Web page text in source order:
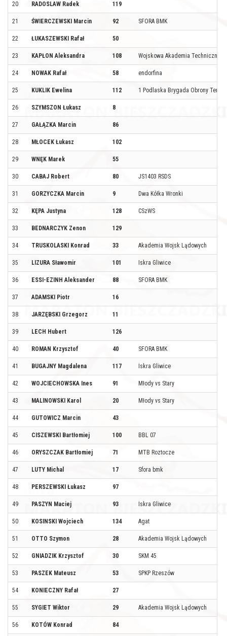
20 RADOSLAW Radek 119
21 ŚWIERCZEWSKI Marcin 92 SFORA BMK
22 ŁUKASZEWSKI Rafał 50
23 KAPŁON Aleksandra 108 Wojskowa Akademia Techniczna
24 NOWAK Rafał 58 endorfina
25 KUKLIK Ewelina 112 1 Podlaska Brygada Obrony
26 SZYMSZON Łukasz 8
27 GAŁĄZKA Marcin 86
28 MŁOCEK Łukasz 102
29 WNĘK Marek 55
30 CABAJ Robert 80 JS1403 RSDS
31 GORZYCZKA Marcin 9 Dwa Kółka Wronki
32 KĘPA Justyna 128 CSzWS
33 BEDNARCZYK Zenon 129
34 TRUSKOLASKI Konrad 33 Akademia Wojsk Lądowych
35 LIZURA Sławomir 101 Iskra Gliwice
36 ESSI-EZINH Aleksander 88 SFORA BMK
37 ADAMSKI Piotr 16
38 JARZĘBSKI Grzegorz 11
39 LECH Hubert 126
40 ROMAN Krzysztof 40 SFORA BMK
41 BUGAJNY Magdalena 117 Iskra Gliwice
42 WOJCIECHOWSKA Ines 91 Młody vs Stary
43 MALINOWSKI Karol 20 Młody vs Stary
44 GUTOWICZ Marcin 43
45 CISZEWSKI Bartłomiej 100 BBL 07
46 ORYSZCZAK Bartłomiej 71 MTB Roztocze
47 LUTY Michal 17 Sfora bmk
48 PERSZEWSKI Łukasz 97
49 PASZYN Maciej 93 Iskra Gliwice
50 KOSINSKI Wojciech 134 Agat
51 OTTO Szymon 28 Akademia Wojsk Lądowych
52 GNIADZIK Krzysztof 30 SKM 45
53 PASZEK Mateusz 53 SPKP Rzeszów
54 KONIECZNY Rafał 27
55 SYGIET Wiktor 29 Akademia Wojsk Lądowych
56 KOTÓW Konrad 84